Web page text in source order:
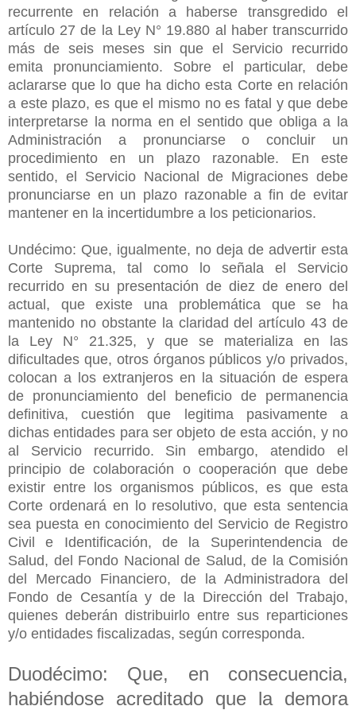
recurrente en relación a haberse transgredido el
artículo 27 de la Ley N° 19.880 al haber transcurrido
más de seis meses sin que el Servicio recurrido
emita pronunciamiento. Sobre el particular, debe
aclararse que lo que ha dicho esta Corte en relación
a este plazo, es que el mismo no es fatal y que debe
interpretarse la norma en el sentido que obliga a la
Administración a pronunciarse o concluir un
procedimiento en un plazo razonable. En este
sentido, el Servicio Nacional de Migraciones debe
pronunciarse en un plazo razonable a fin de evitar
mantener en la incertidumbre a los peticionarios.
Undécimo: Que, igualmente, no deja de advertir esta
Corte Suprema, tal como lo señala el Servicio
recurrido en su presentación de diez de enero del
actual, que existe una problemática que se ha
mantenido no obstante la claridad del artículo 43 de
la Ley N° 21.325, y que se materializa en las
dificultades que, otros órganos públicos y/o privados,
colocan a los extranjeros en la situación de espera
de pronunciamiento del beneficio de permanencia
definitiva, cuestión que legitima pasivamente a
dichas entidades para ser objeto de esta acción, y no
al Servicio recurrido. Sin embargo, atendido el
principio de colaboración o cooperación que debe
existir entre los organismos públicos, es que esta
Corte ordenará en lo resolutivo, que esta sentencia
sea puesta en conocimiento del Servicio de Registro
Civil e Identificación, de la Superintendencia de
Salud, del Fondo Nacional de Salud, de la Comisión
del Mercado Financiero, de la Administradora del
Fondo de Cesantía y de la Dirección del Trabajo,
quienes deberán distribuirlo entre sus reparticiones
y/o entidades fiscalizadas, según corresponda.
Duodécimo: Que, en consecuencia,
habiéndose acreditado que la demora